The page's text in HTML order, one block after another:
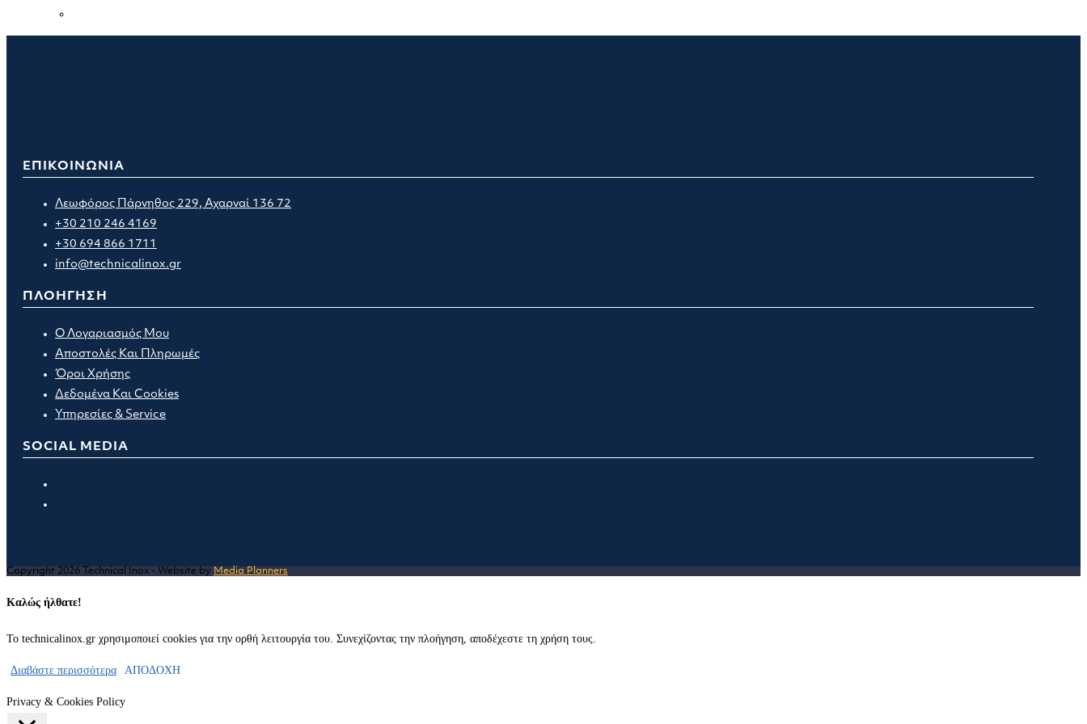
ΕΠΙΚΟΙΝΩΝΙΑ
Λεωφόρος Πάρνηθος 229, Αχαρναί 136 72
+30 210 246 4169
+30 694 866 1711
info@technicalinox.gr
ΠΛΟΗΓΗΣΗ
Ο Λογαριασμός Μου
Αποστολές Και Πληρωμές
Όροι Χρήσης
Δεδομένα Και Cookies
Υπηρεσίες & Service
SOCIAL MEDIA
tab
new
Copyright 2026 Technical Inox - Website by Media Planners
Καλώς ήλθατε!
Το technicalinox.gr χρησιμοποιεί cookies για την ορθή λειτουργία του. Συνεχίζοντας την πλοήγηση, αποδέχεστε τη χρήση τους.
Διαβάστε περισσότερα ΑΠΟΔΟΧΗ
Privacy & Cookies Policy